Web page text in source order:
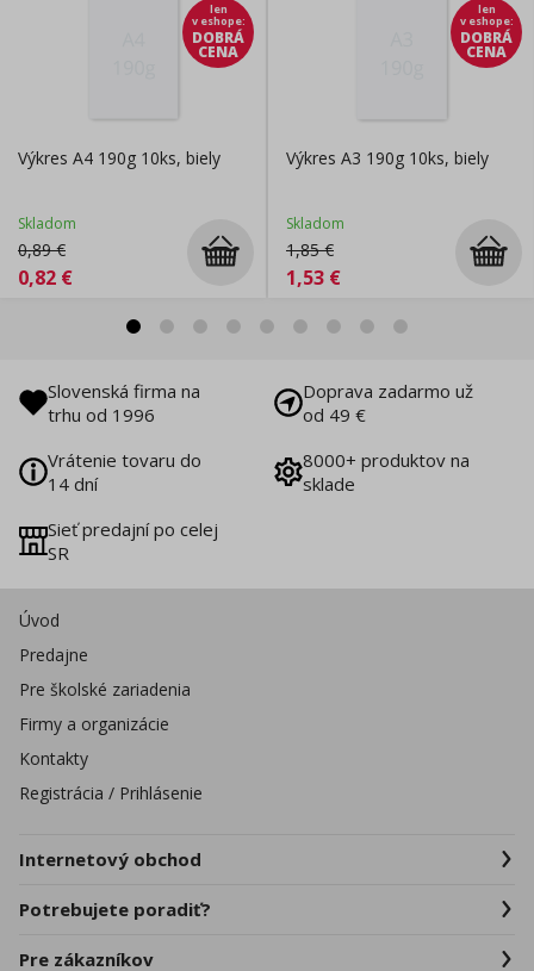
len
v eshope:
DOBRÁ
CENA
Výkres A4 190g 10ks, biely
Skladom
0,89€
0,82 €
len
v eshope:
DOBRÁ
CENA
Výkres A3 190g 10ks, biely
Skladom
1,85€
1,53 €
Slovenská firma na
trhu od 1996
Doprava zadarmo už
od 49 €
Vrátenie tovaru do
14 dní
8000+ produktov na
sklade
Sieť predajní po celej
SR
Úvod
Predajne
Pre školské zariadenia
Firmy a organizácie
Kontakty
Registrácia / Prihlásenie
Internetový obchod
Potrebujete poradiť?
Pre zákazníkov